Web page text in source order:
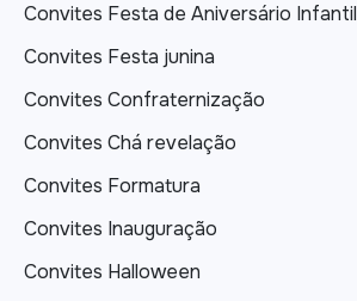
Convites Festa de Aniversário Infantil
Convites Festa junina
Convites Confraternização
Convites Chá revelação
Convites Formatura
Convites Inauguração
Convites Halloween